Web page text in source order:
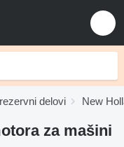
delovi New
za mašini